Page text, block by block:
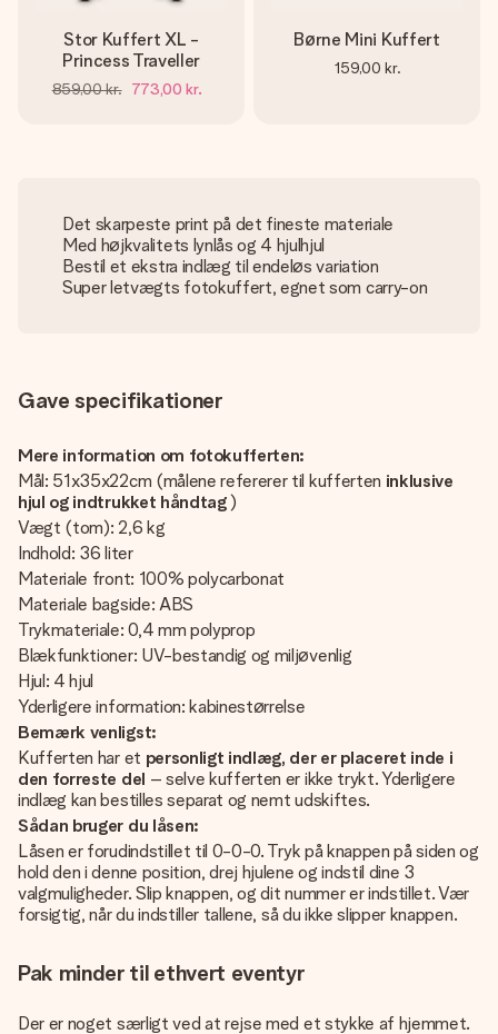
Stor Kuffert XL -
Princess Traveller
859,00 kr. 773,00 kr.
Børne Mini Kuffert
159,00 kr.
Det skarpeste print på det fineste materiale
Med højkvalitets lynlås og 4 hjulhjul
Bestil et ekstra indlæg til endeløs variation
Super letvægts fotokuffert, egnet som carry-on
Gave specifikationer
Mere information om fotokufferten:
Mål: 51x35x22cm (målene refererer til kufferten inklusive
hjul og indtrukket håndtag)
Vægt (tom): 2,6 kg
Indhold: 36 liter
Materiale front: 100% polycarbonat
Materiale bagside: ABS
Trykmateriale: 0,4 mm polyprop
Blækfunktioner: UV-bestandig og miljøvenlig
Hjul: 4 hjul
Yderligere information: kabinestørrelse
Bemærk venligst:
Kufferten har et personligt indlæg, der er placeret inde i
den forreste del – selve kufferten er ikke trykt. Yderligere
indlæg kan bestilles separat og nemt udskiftes.
Sådan bruger du låsen:
Låsen er forudindstillet til 0-0-0. Tryk på knappen på siden og
hold den i denne position, drej hjulene og indstil dine 3
valgmuligheder. Slip knappen, og dit nummer er indstillet. Vær
forsigtig, når du indstiller tallene, så du ikke slipper knappen.
Pak minder til ethvert eventyr
Der er noget særligt ved at rejse med et stykke af hjemmet.